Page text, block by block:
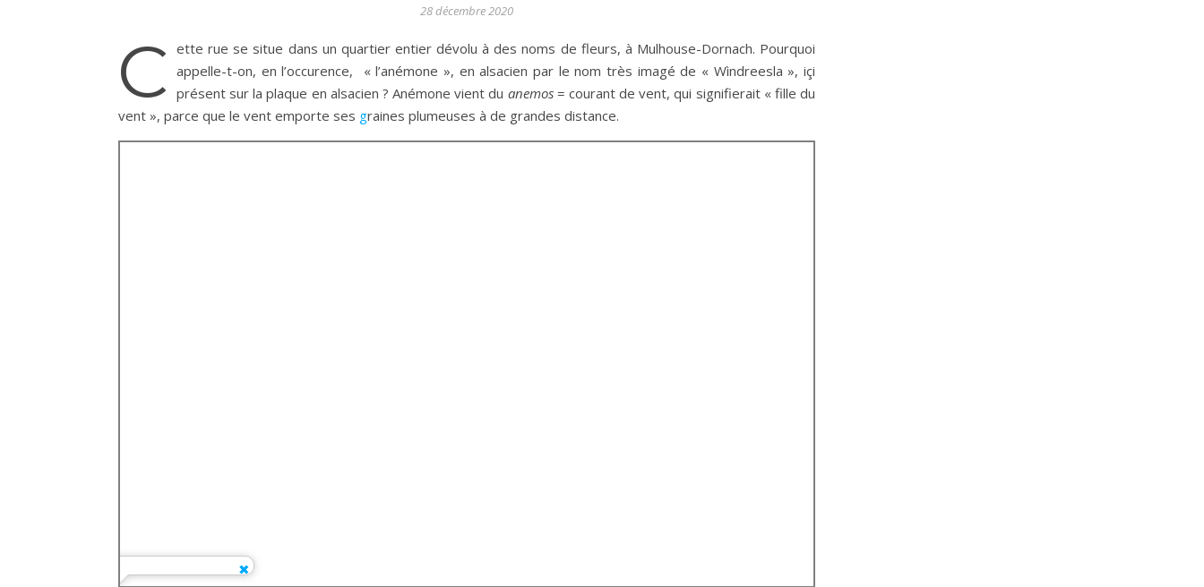
28 décembre 2020
C ette rue se situe dans un quartier entier dévolu à des noms de fleurs, à Mulhouse-Dornach. Pourquoi
appelle-t-on, en l’occurence, « l’anémone », en alsacien par le nom très imagé de « Wìndreesla », içi
présent sur la plaque en alsacien ? Anémone vient du anemos= courant de vent, qui signifierait « fille du
vent », parce que le vent emporte ses graines plumeuses à de grandes distance.